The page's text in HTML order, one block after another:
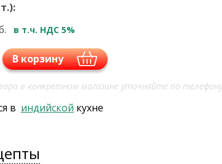
в т.ч. НДС 5%
В корзину
в конкретном магазине уточняйте по
в индийской кухне